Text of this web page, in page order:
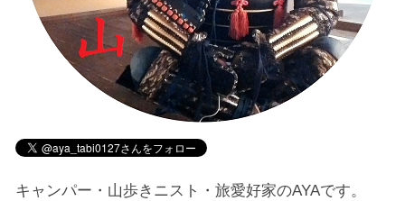
キャンパー・山歩きニスト・旅愛好家のAYAです。